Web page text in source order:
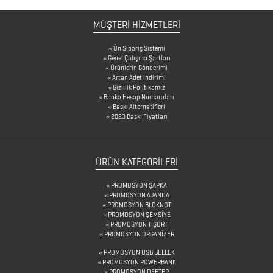
MÜŞTERİ HİZMETLERİ
Ön Sipariş Sistemi
Genel Çalışma Şartları
Ürünlerin Gönderimi
Artan Adet indirimi
Gizlilik Politikamız
Banka Hesap Numaraları
Baskı Alternatifleri
2023 Baskı Fiyatları
ÜRÜN KATEGORILERI
PROMOSYON ŞAPKA
PROMOSYON AJANDA
PROMOSYON BLOKNOT
PROMOSYON ŞEMSİYE
PROMOSYON TİŞÖRT
PROMOSYON ORGANİZER
PROMOSYON USB BELLEK
PROMOSYON POWERBANK